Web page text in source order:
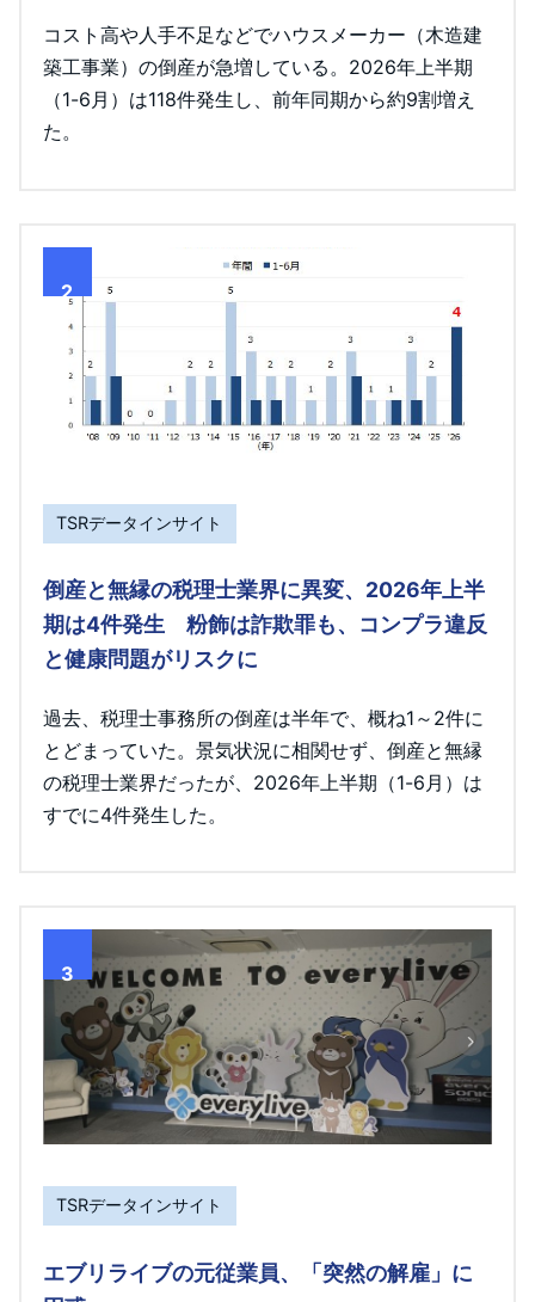
コスト高や人手不足などでハウスメーカー（木造建
築工事業）の倒産が急増している。2026年上半期
（1-6月）は118件発生し、前年同期から約9割増え
た。
2
TSRデータインサイト
倒産と無縁の税理士業界に異変、2026年上半
期は4件発生 粉飾は詐欺罪も、コンプラ違反
と健康問題がリスクに
過去、税理士事務所の倒産は半年で、概ね1～2件に
とどまっていた。景気状況に相関せず、倒産と無縁
の税理士業界だったが、2026年上半期（1-6月）は
すでに4件発生した。
3
TSRデータインサイト
エブリライブの元従業員、「突然の解雇」に